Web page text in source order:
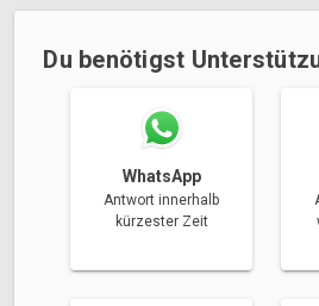
Du benötigst
WhatsApp
Antwort innerhalb
kürzester Zeit